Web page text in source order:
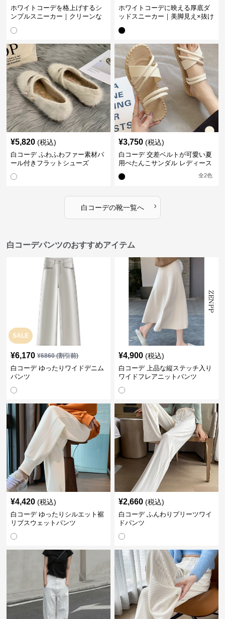
ホワイトコーデを格上げするシ
ンプルスニーカー｜クリーンな
ホワイトコーデに映える厚底ダ
ッドスニーカー｜美脚見え×抜け
¥5,820 (税込)
白コーデ ふわふわファー素材パ
ール付きフラットシューズ
¥3,750 (税込)
白コーデ 交差ベルトが可愛い夏
用ぺたんこサンダル レディース
全2色
白コーデの靴一覧へ ›
白コーデパンツのおすすめアイテム
SALE
¥6,170 ¥6860(割引前)
白コーデ ゆったりワイドデニム
パンツ
¥4,900 (税込)
白コーデ 上品な縦ステッチ入り
ワイドフレアニットパンツ
¥4,420 (税込)
白コーデ ゆったりシルエット裾
リブスウェットパンツ
¥2,660 (税込)
白コーデ ふんわりプリーツワイ
ドパンツ